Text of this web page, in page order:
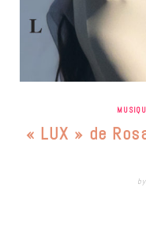
« LUX » de
by